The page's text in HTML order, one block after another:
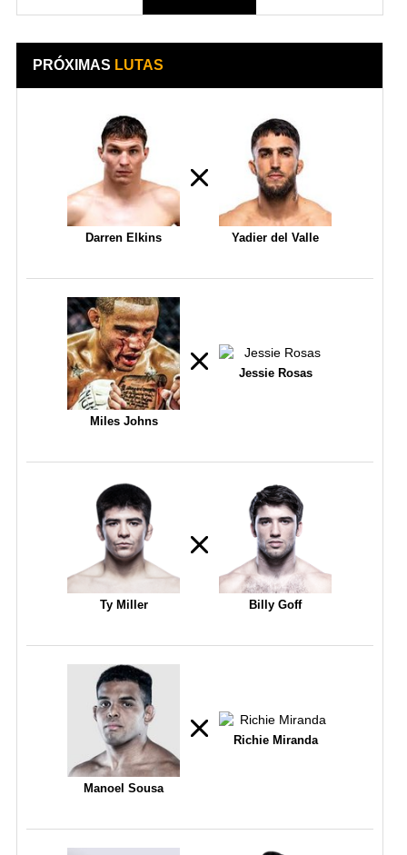
PRÓXIMAS LUTAS
Darren Elkins Yadier del Valle
Miles Johns
Jessie Rosas
Ty Miller Billy Goff
Manoel Sousa
Richie Miranda